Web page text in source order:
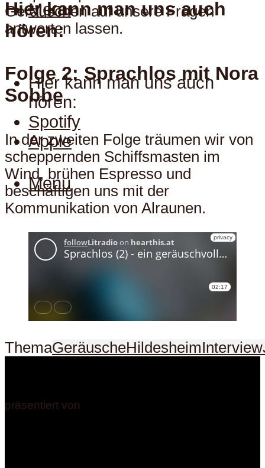
Menu
Hier kann man uns auch
hören:
Hier kann man uns auch
hören:
Spotify
Apple
Menu
Geräuschen auf unsere Fragen
antworten lassen.
Folge 2: Sprachlos mit Nora
Sobbe
In der zweiten Folge träumen wir von
scheppernden Schiffsmasten im
Wind, brühen Espresso und
beschäftigen uns mit der
Kommunikation von Alraunen.
ThemaGeräuscheHildesheimInterview
präsentiert von